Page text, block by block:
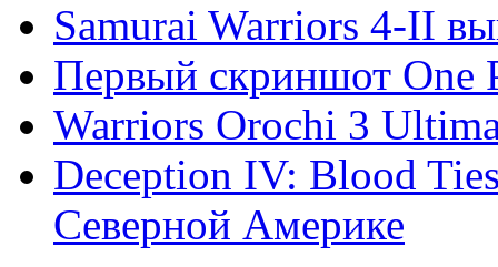
Samurai Warriors 4-II
Первый скриншот One
Warriors Orochi 3
Deception IV: Blood
Северной Америке